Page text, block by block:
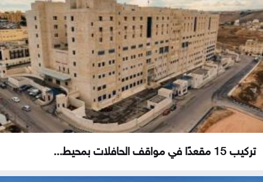
تركيب 15 مقعدًا في مواقف الحافلات بمحيط...